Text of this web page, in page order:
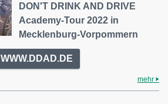
DON'T DRINK AND DRIVE
Academy-Tour 2022 in
Mecklenburg-Vorpommern
WWW.DDAD.DE
mehr